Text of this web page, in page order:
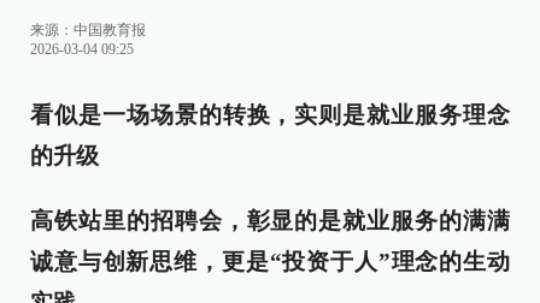
来源： 中国教育报
2026-03-04 09:25
看似是一场场景的转换，实则是就业服务理念
的升级
高铁站里的招聘会，彰显的是就业服务的满满
诚意与创新思维，更是“投资于人”理念的生动